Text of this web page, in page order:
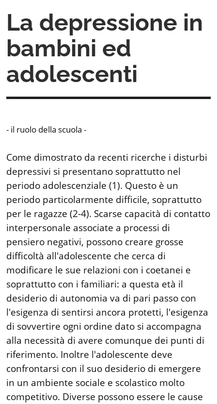
La depressione in
bambini ed
adolescenti
- il ruolo della scuola -
Come dimostrato da recenti ricerche i disturbi
depressivi si presentano soprattutto nel
periodo adolescenziale (1). Questo è un
periodo particolarmente difficile, soprattutto
per le ragazze (2-4). Scarse capacità di contatto
interpersonale associate a processi di
pensiero negativi, possono creare grosse
difficoltà all'adolescente che cerca di
modificare le sue relazioni con i coetanei e
soprattutto con i familiari: a questa età il
desiderio di autonomia va di pari passo con
l'esigenza di sentirsi ancora protetti, l'esigenza
di sovvertire ogni ordine dato si accompagna
alla necessità di avere comunque dei punti di
riferimento. Inoltre l'adolescente deve
confrontarsi con il suo desiderio di emergere
in un ambiente sociale e scolastico molto
competitivo. Diverse possono essere le cause